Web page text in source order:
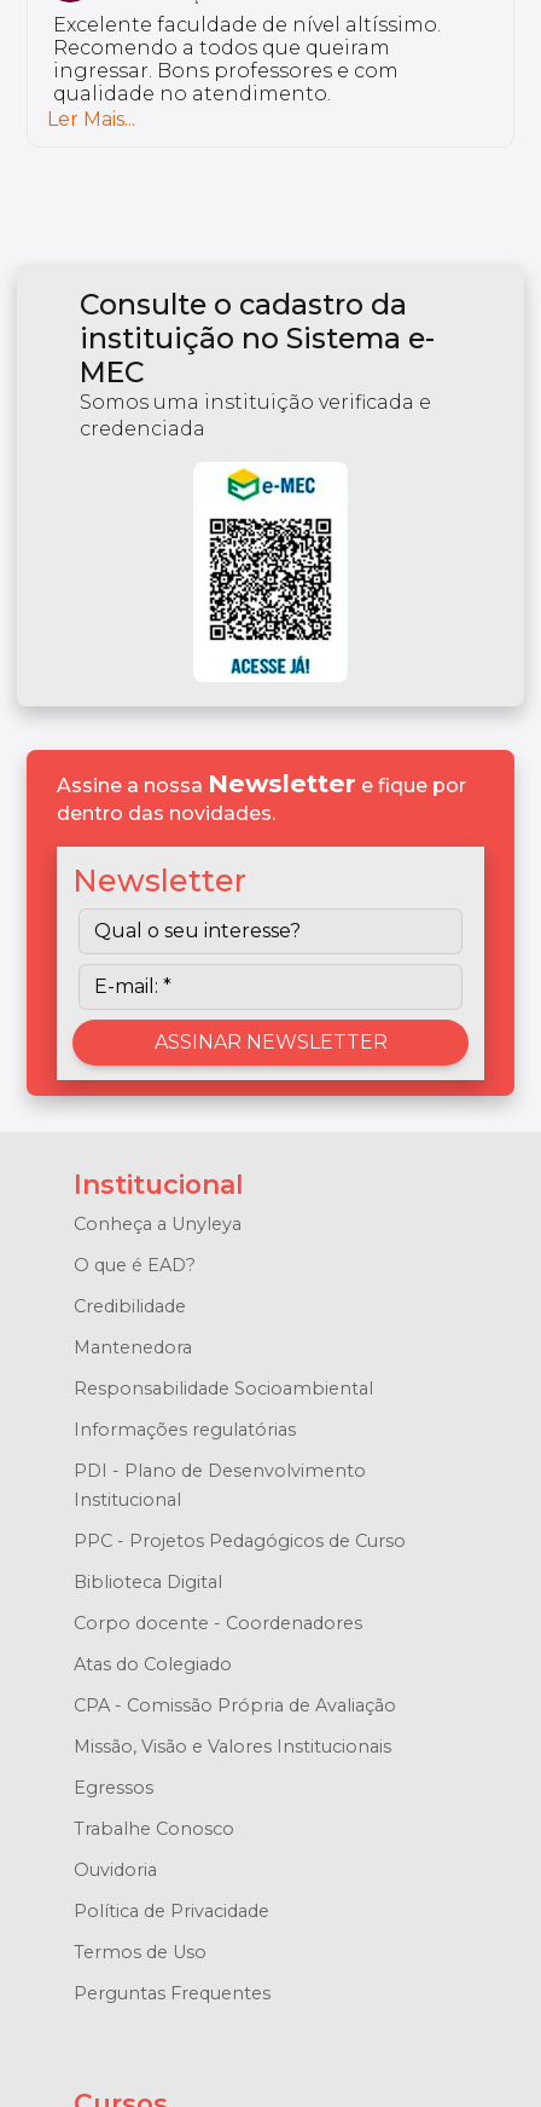
Sou aluno da Unyleya da pós-graduação
em Saúde do Idoso e Gerontologia. Não
tenho nada a reclamar, a instituição é
excelente e tem professores bem
preparados.
Ler Mais...
Consulte o cadastro da
instituição no Sistema e-
MEC
Somos uma instituição verificada e
credenciada
Assine a nossa Newsletter e fique por
dentro das novidades.
Newsletter
Institucional
Conheça a Unyleya
O que é EAD?
Credibilidade
Mantenedora
Responsabilidade Socioambiental
Informações regulatórias
PDI - Plano de Desenvolvimento
Institucional
PPC - Projetos Pedagógicos de Curso
Biblioteca Digital
Corpo docente - Coordenadores
Atas do Colegiado
CPA - Comissão Própria de Avaliação
Missão, Visão e Valores Institucionais
Egressos
Trabalhe Conosco
Ouvidoria
Política de Privacidade
Termos de Uso
Perguntas Frequentes